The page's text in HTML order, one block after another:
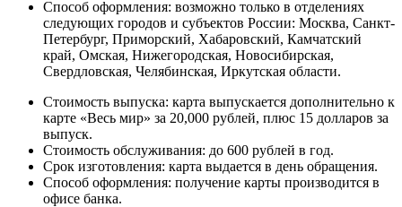
Способ оформления: возможно только в отделениях
следующих городов и субъектов России: Москва, Санкт-
Петербург, Приморский, Хабаровский, Камчатский
край, Омская, Нижегородская, Новосибирская,
Свердловская, Челябинская, Иркутская области.
Стоимость выпуска: карта выпускается дополнительно к
карте «Весь мир» за 20,000 рублей, плюс 15 долларов за
выпуск.
Стоимость обслуживания: до 600 рублей в год.
Срок изготовления: карта выдается в день обращения.
Способ оформления: получение карты производится в
офисе банка.